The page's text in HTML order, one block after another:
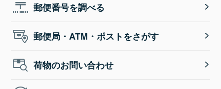
郵便番号を調べる
郵便局・ATM・ポストをさがす
荷物のお問い合わせ